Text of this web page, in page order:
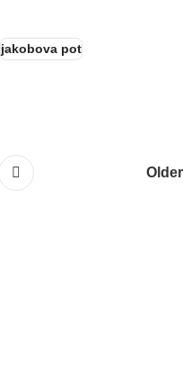
jakobova pot
Older